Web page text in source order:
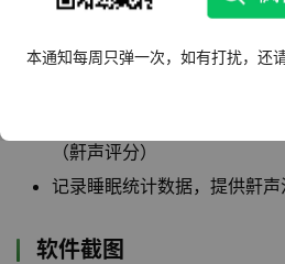
软件特点
记录并跟踪生活方式因素及
（鼾声评分）
记录睡眠统计数据，提供鼾
软件截图
本通知每周只弹一次，如有打扰，还